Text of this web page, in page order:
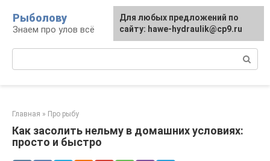
контенту
Рыболову
Знаем про улов всё
Главная » Про рыбу
Как засолить нельму в домашних условиях:
просто и быстро
Для любых предложений по
сайту: hawe-hydraulik@cp9.ru